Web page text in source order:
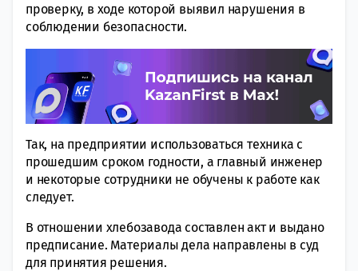
проверку, в ходе которой выявил нарушения в
соблюдении безопасности.
Так, на предприятии использоваться техника с
прошедшим сроком годности, а главный инженер
и некоторые сотрудники не обучены к работе как
следует.
В отношении хлебозавода составлен акт и выдано
предписание. Материалы дела направлены в суд
для принятия решения.